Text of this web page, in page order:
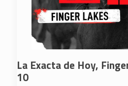
La Exacta de Hoy,
10